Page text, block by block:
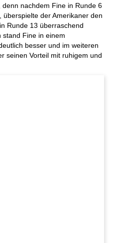
nachdem Fine in Runde 6
der Amerikaner den
Runde 13 überraschend
stand Fine in einem
besser und im weiteren
seinen Vorteil mit ruhigem und